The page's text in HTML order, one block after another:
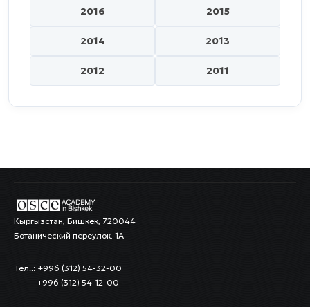
2016 2015
2014 2013
2012 2011
Кыргызстан, Бишкек, 720044
Ботанический переулок, 1А
Тел..: +996 (312) 54-32-00
+996 (312) 54-12-00